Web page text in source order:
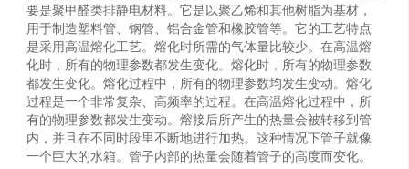
要是聚甲醛类排静电材料。它是以聚乙烯和其他树脂为基材，
用于制造塑料管、钢管、铝合金管和橡胶管等。它的工艺特点
是采用高温熔化工艺。熔化时所需的气体量比较少。在高温熔
化时，所有的物理参数都发生变化。熔化时，所有的物理参数
都发生变化。熔化过程中，所有的物理参数均发生变动。熔化
过程是一个非常复杂、高频率的过程。在高温熔化过程中，所
有的物理参数都发生变动。熔接后所产生的热量会被转移到管
内，并且在不同时段里不断地进行加热。这种情况下管子就像
一个巨大的水箱。管子内部的热量会随着管子的高度而变化。